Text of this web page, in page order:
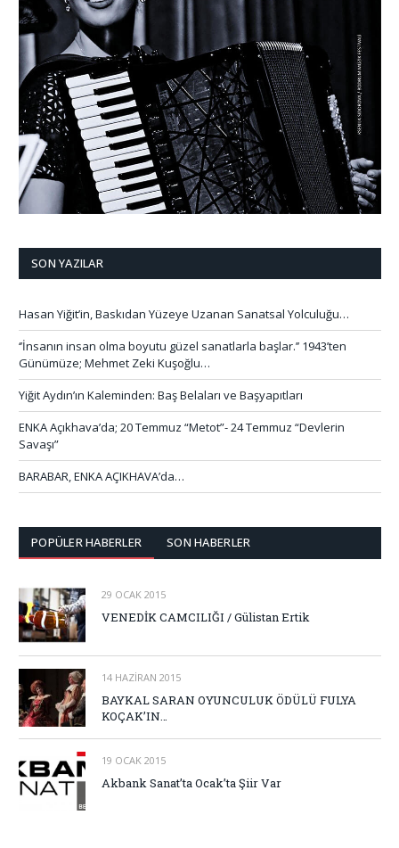
SON YAZILAR
Hasan Yiğit’in, Baskıdan Yüzeye Uzanan Sanatsal Yolculuğu…
‘’İnsanın insan olma boyutu güzel sanatlarla başlar.’’ 1943’ten
Günümüze; Mehmet Zeki Kuşoğlu…
Yiğit Aydın’ın Kaleminden: Baş Belaları ve Başyapıtları
ENKA Açıkhava’da; 20 Temmuz “Metot”- 24 Temmuz “Devlerin
Savaşı”
BARABAR, ENKA AÇIKHAVA’da…
POPÜLER HABERLER SON HABERLER
29 OCAK 2015
VENEDİK CAMCILIĞI / Gülistan Ertik
14 HAZIRAN 2015
BAYKAL SARAN OYUNCULUK ÖDÜLÜ FULYA
KOÇAK’IN…
19 OCAK 2015
Akbank Sanat’ta Ocak’ta Şiir Var